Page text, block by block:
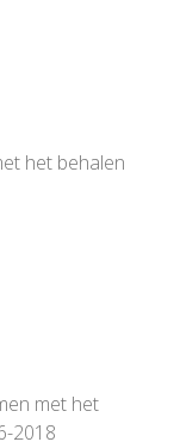
het behalen
met het
2018